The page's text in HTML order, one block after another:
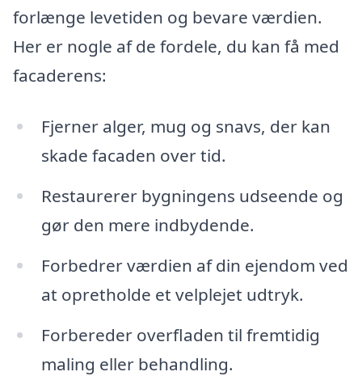
forlænge levetiden og bevare værdien.
Her er nogle af de fordele, du kan få med
facaderens:
Fjerner alger, mug og snavs, der kan
skade facaden over tid.
Restaurerer bygningens udseende og
gør den mere indbydende.
Forbedrer værdien af din ejendom ved
at opretholde et velplejet udtryk.
Forbereder overfladen til fremtidig
maling eller behandling.